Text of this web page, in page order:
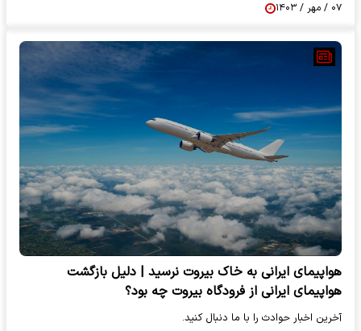
۰۷ / مهر / ۱۴۰۳
هواپیمای ایرانی به خاک بیروت نرسید | دلیل بازگشت
هواپیمای ایرانی از فرودگاه بیروت چه بود؟
آخرین اخبار حوادث را با ما دنبال کنید.